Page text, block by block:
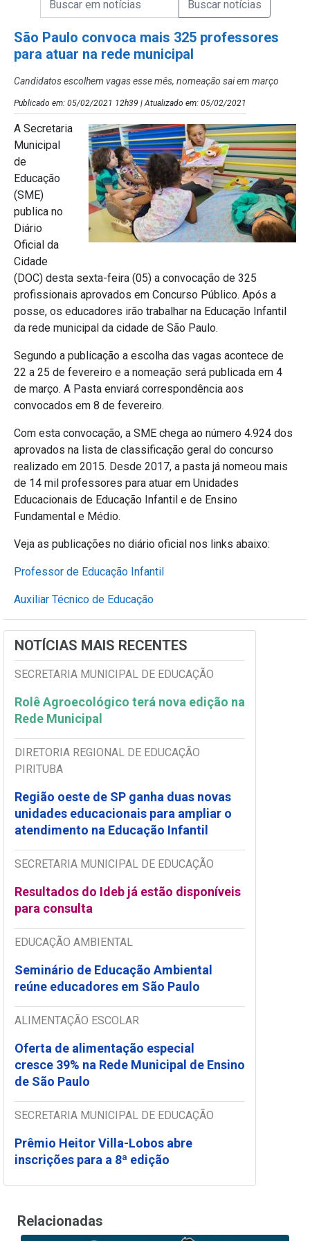
São Paulo convoca mais 325 professores
para atuar na rede municipal
Candidatos escolhem vagas esse mês, nomeação sai em março
Publicado em: 05/02/2021 12h39 | Atualizado em: 05/02/2021
A Secretaria
Municipal
de
Educação
(SME)
publica no
Diário
Oficial da
Cidade
(DOC) desta sexta-feira (05) a convocação de 325
profissionais aprovados em Concurso Público. Após a
posse, os educadores irão trabalhar na Educação Infantil
da rede municipal da cidade de São Paulo.
Segundo a publicação a escolha das vagas acontece de
22 a 25 de fevereiro e a nomeação será publicada em 4
de março. A Pasta enviará correspondência aos
convocados em 8 de fevereiro.
Com esta convocação, a SME chega ao número 4.924 dos
aprovados na lista de classificação geral do concurso
realizado em 2015. Desde 2017, a pasta já nomeou mais
de 14 mil professores para atuar em Unidades
Educacionais de Educação Infantil e de Ensino
Fundamental e Médio.
Veja as publicações no diário oficial nos links abaixo:
Professor de Educação Infantil
Auxiliar Técnico de Educação
NOTÍCIAS MAIS RECENTES
SECRETARIA MUNICIPAL DE EDUCAÇÃO
Rolê Agroecológico terá nova edição na
Rede Municipal
DIRETORIA REGIONAL DE EDUCAÇÃO
PIRITUBA
Região oeste de SP ganha duas novas
unidades educacionais para ampliar o
atendimento na Educação Infantil
SECRETARIA MUNICIPAL DE EDUCAÇÃO
Resultados do Ideb já estão disponíveis
para consulta
EDUCAÇÃO AMBIENTAL
Seminário de Educação Ambiental
reúne educadores em São Paulo
ALIMENTAÇÃO ESCOLAR
Oferta de alimentação especial
cresce 39% na Rede Municipal de Ensino
de São Paulo
SECRETARIA MUNICIPAL DE EDUCAÇÃO
Prêmio Heitor Villa-Lobos abre
inscrições para a 8ª edição
Relacionadas